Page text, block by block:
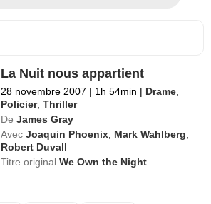
La Nuit nous appartient
28 novembre 2007 | 1h 54min | Drame
Policier,Thriller
De James Gray
Avec Joaquin Phoenix Mark Wahlberg
Robert Duvall
Titre originalWe Own the Night